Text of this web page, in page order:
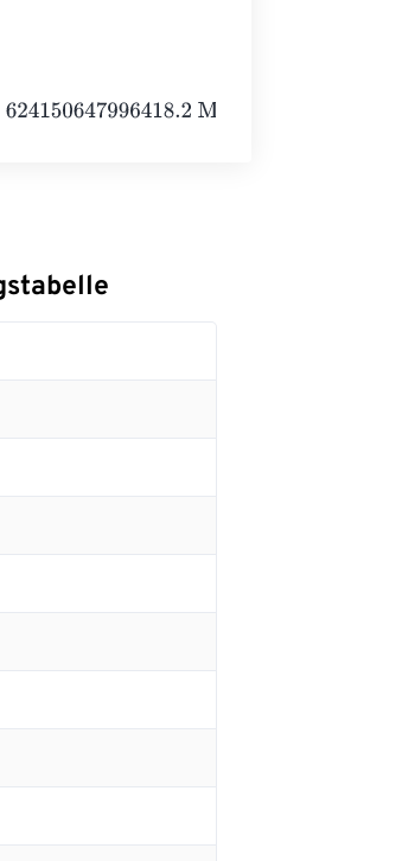
Megaelectronvolts